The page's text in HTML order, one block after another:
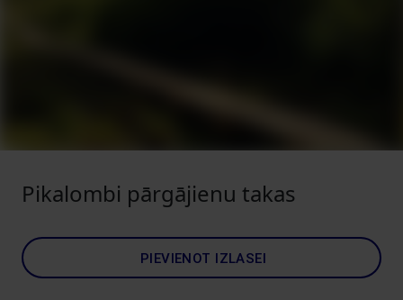
Pikalombi pārgājienu takas
PIEVIENOT IZLASEI